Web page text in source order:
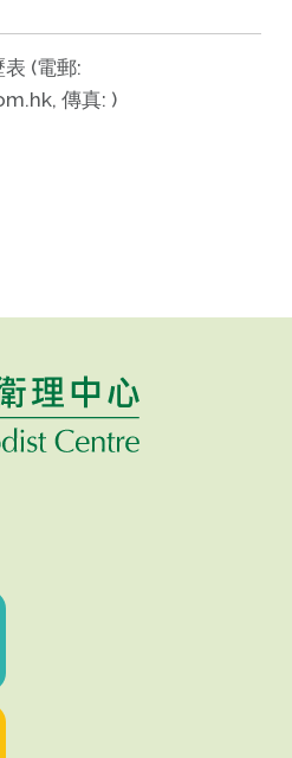
(電郵:
傳真: )